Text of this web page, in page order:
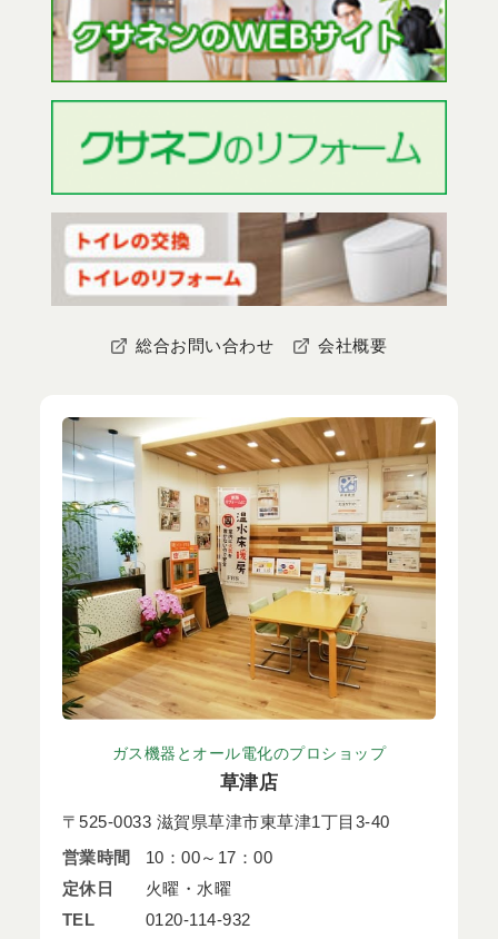
総合お問い合わせ 会社概要
ガス機器とオール電化のプロショップ
草津店
〒525-0033 滋賀県草津市東草津1丁目3-40
営業時間
10：00～17：00
定休日
火曜・水曜
TEL
0120-114-932